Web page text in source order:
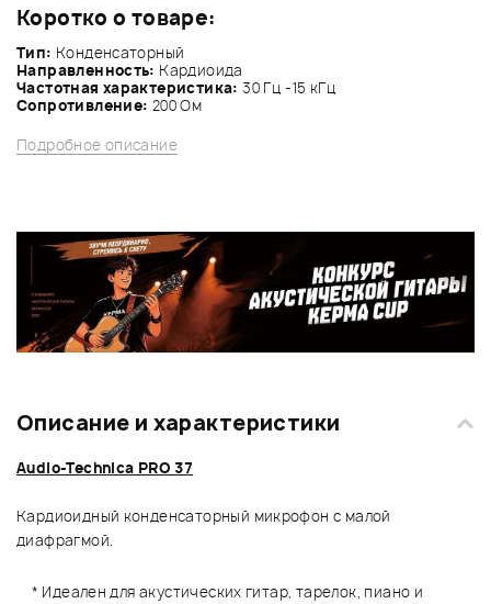
Коротко о товаре:
Тип: Конденсаторный
Направленность: Кардиоида
Частотная характеристика: 30 Гц -15 кГц
Сопротивление: 200 Ом
Подробное описание
Описание и характеристики
Audio-Technica PRO 37
Кардиоидный конденсаторный микрофон с малой
диафрагмой.
* Идеален для акустических гитар, тарелок, пиано и